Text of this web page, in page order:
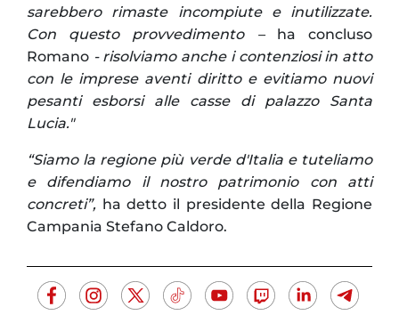
sarebbero rimaste incompiute e inutilizzate.
Con questo provvedimento –ha concluso
Romano - risolviamo anche i contenziosi in atto
con le imprese aventi diritto e evitiamo nuovi
pesanti esborsi alle casse di palazzo Santa
Lucia."
“Siamo la regione più verde d'Italia e tuteliamo
e difendiamo il nostro patrimonio con atti
concreti”, ha detto il presidente della Regione
Campania Stefano Caldoro.